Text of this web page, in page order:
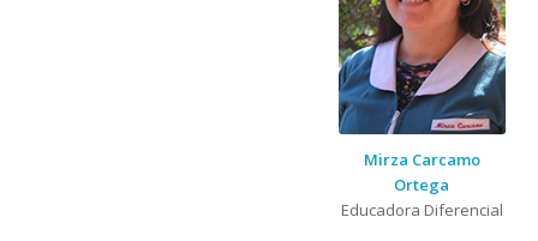
Mirza Carcamo
Ortega
Educadora Diferencial